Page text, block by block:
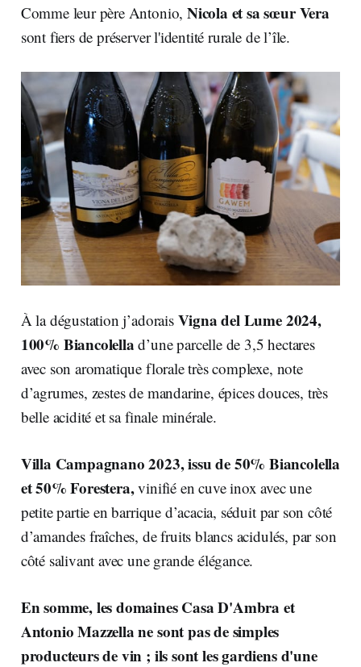
Comme leur père Antonio, Nicola et sa sœur Vera
sont fiers de préserver l'identité rurale de l’île.
À la dégustation j’adorais Vigna del Lume 2024,
100% Biancolellad’une parcelle de 3,5 hectares
avec son aromatique florale très complexe, note
d’agrumes, zestes de mandarine, épices douces, très
belle acidité et sa finale minérale.
Villa Campagnano 2023, issu de 50% Biancolella
et 50% Forestera,vinifié en cuve inox avec une
petite partie en barrique d’acacia, séduit par son côté
d’amandes fraîches, de fruits blancs acidulés, par son
côté salivant avec une grande élégance.
En somme, les domaines Casa D'Ambra et
Antonio Mazzella ne sont pas de simples
producteurs de vin ; ils sont les gardiens d'une